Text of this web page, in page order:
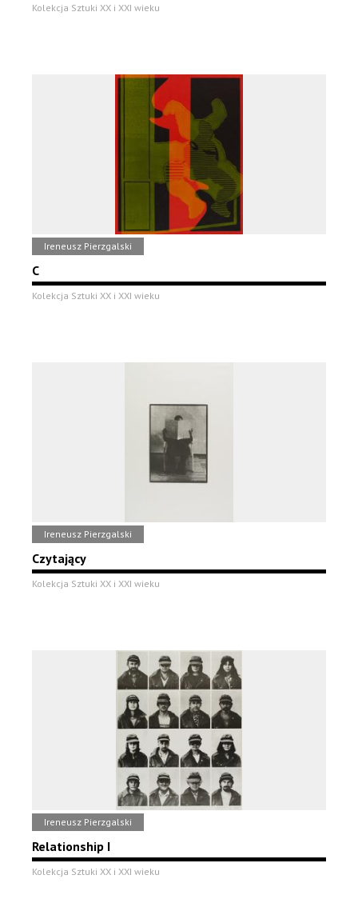
Kolekcja Sztuki XX i XXI wieku
Ireneusz Pierzgalski
C
Kolekcja Sztuki XX i XXI wieku
Ireneusz Pierzgalski
Czytający
Kolekcja Sztuki XX i XXI wieku
Ireneusz Pierzgalski
Relationship I
Kolekcja Sztuki XX i XXI wieku